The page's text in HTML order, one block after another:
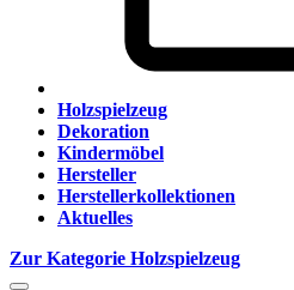
Holzspielzeug
Dekoration
Kindermöbel
Hersteller
Herstellerkollektionen
Aktuelles
Zur Kategorie Holzspielzeug